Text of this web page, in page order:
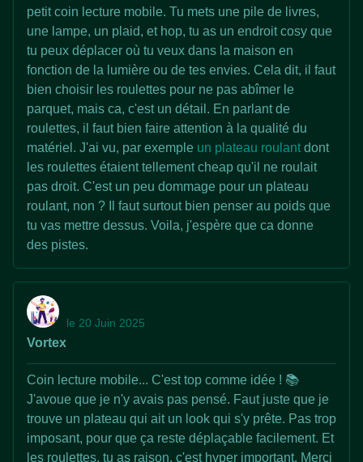
petit coin lecture mobile. Tu mets une pile de livres,
une lampe, un plaid, et hop, tu as un endroit cosy que
tu peux déplacer où tu veux dans la maison en
fonction de la lumière ou de tes envies. Cela dit, il faut
bien choisir les roulettes pour ne pas abîmer le
parquet, mais ca, c'est un détail. En parlant de
roulettes, il faut bien faire attention à la qualité du
matériel. J'ai vu, par exemple un plateau roulant dont
les roulettes étaient tellement cheap qu'il ne roulait
pas droit. C'est un peu dommage pour un plateau
roulant, non ? Il faut surtout bien penser au poids que
tu vas mettre dessus. Voila, j'espère que ca donne
des pistes.
Vortex
le 20 Juin 2025
Coin lecture mobile... C'est top comme idée ! 📚
J'avoue que je n'y avais pas pensé. Faut juste que je
trouve un plateau qui ait un look qui s'y prête. Pas trop
imposant, pour que ça reste déplaçable facilement. Et
les roulettes, tu as raison, c'est hyper important. Merci